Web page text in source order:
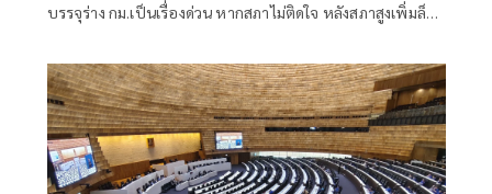
บรรจุร่าง กม.เป็นเรื่องด่วน หากสภาไม่ติดใจ หลังสภาสูงเพิ่มล็อก
รอนำขึ้นทูลเกล้าฯ ถวายทันที สว.แจงกฎหมายประกาศใช้ ยัง
ไม่มีผลทันที ต้องให้กรรมการสันติสุขไฟเขียวรายบุคคล